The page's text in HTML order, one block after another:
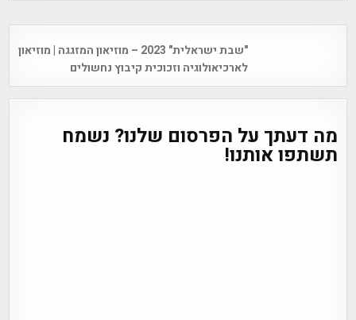
navigation
"שבת ישראלית" 2023 – מוזיאון המזגגה | מוזיאון
לארכיאולוגיה וזכוכית קיבוץ נחשולים
מה דעתך על הפרסום שלנו? נשמח
תשתפו אותנו!